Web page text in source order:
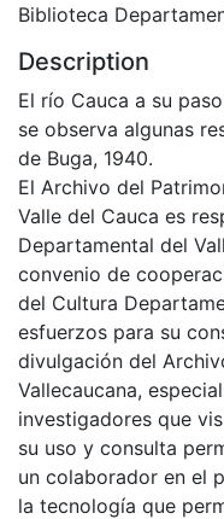
Biblioteca
Description
El río Cauca a su
se observa algunas
de Buga, 1940.
El Archivo del
Valle del Cauca es
Departamental del
convenio de
del Cultura
esfuerzos para su
divulgación del
Vallecaucana,
investigadores que
su uso y consulta
un colaborador en el
la tecnología que